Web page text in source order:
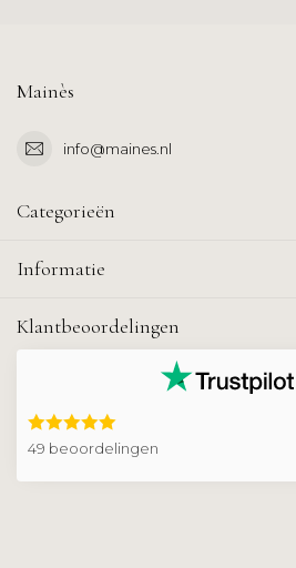
Mainès
info@maines.nl
Categorieën
Informatie
Klantbeoordelingen
49 beoordelingen